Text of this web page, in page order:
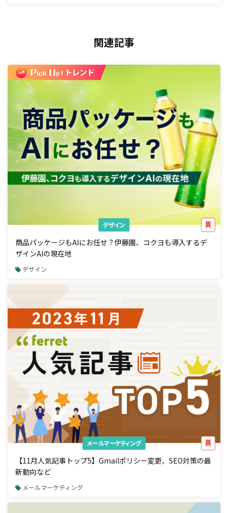
関連記事
デザイン
商品パッケージもAIにお任せ？伊藤園、コクヨも導入するデ
ザインAIの現在地
デザイン
メールマーケティング
【11月人気記事トップ5】Gmailポリシー変更、SEO対策の最
新動向など
メールマーケティング